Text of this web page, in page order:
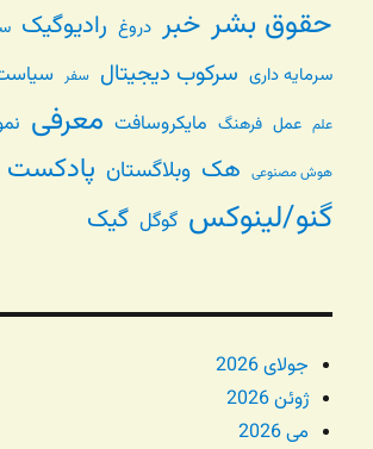
حقوق بشر خبر دروغ رادیوگیک
سرمایه داری سرکوب دیجیتال سفر
علم عمل فرهنگ مایکروسافت معرفی
هوش مصنوعی هک وبلاگستان پادکست
گنو/لینوکس گوگل گیک
جولای 2026
ژوئن 2026
می 2026